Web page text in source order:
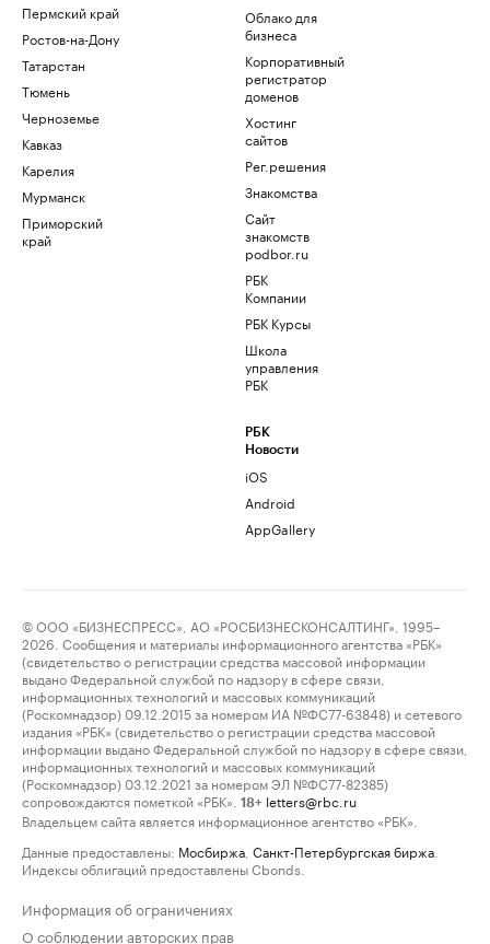
Пермский край
Ростов-на-Дону
Татарстан
Тюмень
Черноземье
Кавказ
Карелия
Мурманск
Приморский
край
Облако для
бизнеса
Корпоративный
регистратор
доменов
Хостинг
сайтов
Рег.решения
Знакомства
Сайт
знакомств
podbor.ru
РБК
Компании
РБК Курсы
Школа
управления
РБК
РБК
Новости
iOS
Android
AppGallery
© ООО «БИЗНЕСПРЕСС», АО «РОСБИЗНЕСКОНСАЛТИНГ», 1995–
2026. Сообщения и материалы информационного агентства «РБК»
(свидетельство о регистрации средства массовой информации
выдано Федеральной службой по надзору в сфере связи,
информационных технологий и массовых коммуникаций
(Роскомнадзор) 09.12.2015 за номером ИА №ФС77-63848) и сетевого
издания «РБК» (свидетельство о регистрации средства массовой
информации выдано Федеральной службой по надзору в сфере связи,
информационных технологий и массовых коммуникаций
(Роскомнадзор) 03.12.2021 за номером ЭЛ №ФС77-82385)
сопровождаются пометкой «РБК».
18+ letters@rbc.ru
Владельцем сайта является информационное агентство «РБК».
Данные предоставлены: Мосбиржа Санкт-Петербургская биржа
Индексы облигаций предоставлены Cbonds.
Информация об ограничениях
О соблюдении авторских прав